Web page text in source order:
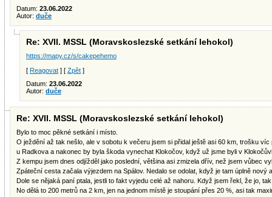
Datum: 23.06.2022
Autor: duče
Re: XVII. MSSL (Moravskoslezské setkání lehokol)
https://mapy.cz/s/cakepehemo
[ Reagovat ] [ Zpět ]
Datum: 23.06.2022
Autor: duče
Re: XVII. MSSL (Moravskoslezské setkání lehokol)
Bylo to moc pěkné setkání i místo.
O ježdění až tak nešlo, ale v sobotu k večeru jsem si přidal ještě asi 60 km, trošku
u Radkova a nakonec by byla škoda vynechat Klokočov, když už jsme byli v
Z kempu jsem dnes odjížděl jako poslední, většina asi zmizela dřív, než jsem vůbec
Zpáteční cesta začala výjezdem na Spálov. Nedalo se odolat, když je tam úplně nový
Dole se nějaká paní ptala, jestli to fakt vyjedu celé až nahoru. Když jsem řekl, že jo,
No dělá to 200 metrů na 2 km, jen na jednom místě je stoupání přes 20 %, asi tak